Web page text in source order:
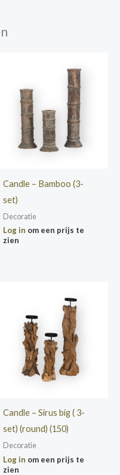
Candle – Bamboo (3-
set)
Decoratie
Log in om een prijs te
zien
Candle – Sirus big ( 3-
set) (round) (150)
Decoratie
Log in om een prijs te
zien